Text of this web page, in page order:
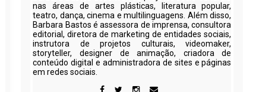
nas áreas de artes plásticas, literatura popular,
teatro, dança, cinema e multilinguagens. Além disso,
Barbara Bastos é assessora de imprensa, consultora
editorial, diretora de marketing de entidades sociais,
instrutora de projetos culturais, videomaker,
storyteller, designer de animação, criadora de
conteúdo digital e administradora de sites e páginas
em redes sociais.